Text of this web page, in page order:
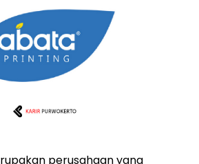
perusahaan yang